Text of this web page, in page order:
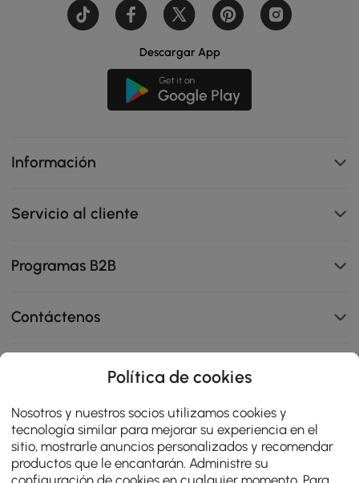
Descargar App
Información
Servicio al cliente
Programas B2B
Contáctenos
4.8
star
rating
OPINIONES CERTIFICADAS
Política de cookies
Nosotros y nuestros socios utilizamos cookies y
tecnología similar para mejorar su experiencia en el
sitio, mostrarle anuncios personalizados y recomendar
productos que le encantarán. Administre su
configuración de cookies en cualquier momento. Para